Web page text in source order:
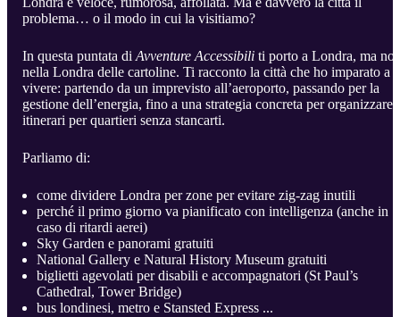
problema… o il modo in cui la visitiamo?
In questa puntata di Avventure Accessibili ti porto a Londra, ma
nella Londra delle cartoline. Ti racconto la città che ho imparato a
vivere: partendo da un imprevisto all’aeroporto, passando per la
gestione dell’energia, fino a una strategia concreta per organizzare
itinerari per quartieri senza stancarti.
Parliamo di:
come dividere Londra per zone per evitare zig-zag inutili
perché il primo giorno va pianificato con intelligenza (anche in
caso di ritardi aerei)
Sky Garden e panorami gratuiti
National Gallery e Natural History Museum gratuiti
biglietti agevolati per disabili e accompagnatori (St Paul’s
Cathedral, Tower Bridge)
bus londinesi, metro e Stansted Express ...